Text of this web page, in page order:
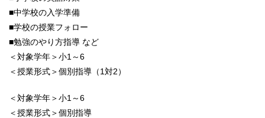
■中学校の入学準備
■学校の授業フォロー
■勉強のやり方指導 など
＜対象学年＞小1～6
＜授業形式＞個別指導（1対2）
＜対象学年＞小1～6
＜授業形式＞個別指導